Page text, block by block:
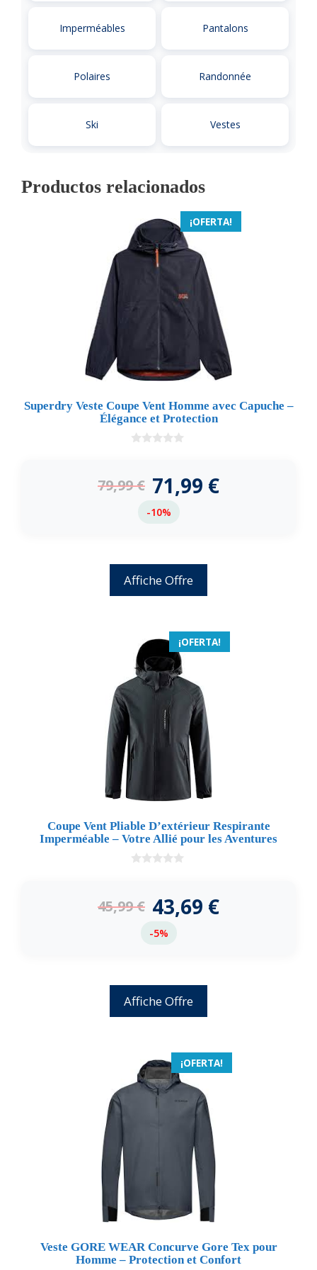
Imperméables Pantalons
Polaires Randonnée
Ski Vestes
Productos relacionados
¡OFERTA!
Superdry Veste Coupe Vent Homme avec Capuche –
Élégance et Protection
5
79,99€ 71,99 €
-10%
Affiche Offre
¡OFERTA!
Coupe Vent Pliable D’extérieur Respirante
Imperméable – Votre Allié pour les Aventures
5
45,99€ 43,69 €
-5%
Affiche Offre
¡OFERTA!
Veste GORE WEAR Concurve Gore Tex pour
Homme – Protection et Confort